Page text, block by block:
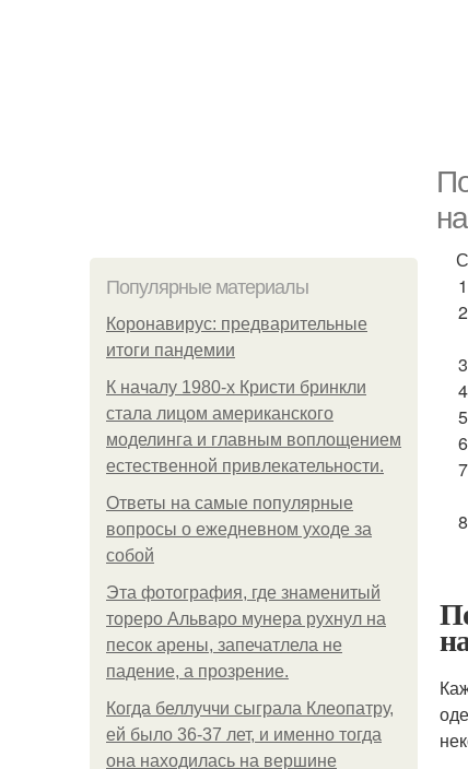
Популярные материалы
Коронавирус: предварительные
итоги пандемии
К началу 1980-х Кристи бринкли
стала лицом американского
моделинга и главным воплощением
естественной привлекательности.
Ответы на самые популярные
вопросы о ежедневном уходе за
собой
Эта фотография, где знаменитый
тореро Альваро мунера рухнул на
песок арены, запечатлела не
падение, а прозрение.
Когда беллуччи сыграла Клеопатру,
ей было 36-37 лет, и именно тогда
она находилась на вершине